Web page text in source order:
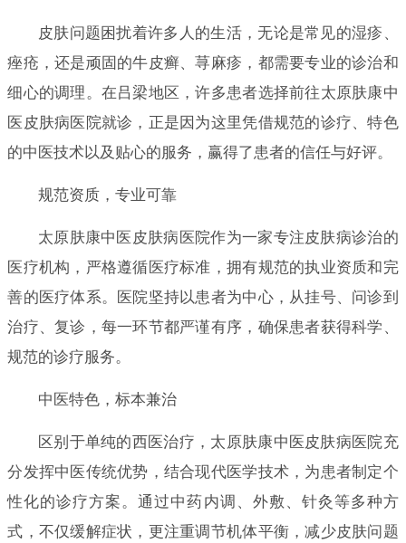
皮肤问题困扰着许多人的生活，无论是常见的湿疹、
痤疮，还是顽固的牛皮癣、荨麻疹，都需要专业的诊治和
细心的调理。在吕梁地区，许多患者选择前往太原肤康中
医皮肤病医院就诊，正是因为这里凭借规范的诊疗、特色
的中医技术以及贴心的服务，赢得了患者的信任与好评。
规范资质，专业可靠
太原肤康中医皮肤病医院作为一家专注皮肤病诊治的
医疗机构，严格遵循医疗标准，拥有规范的执业资质和完
善的医疗体系。医院坚持以患者为中心，从挂号、问诊到
治疗、复诊，每一环节都严谨有序，确保患者获得科学、
规范的诊疗服务。
中医特色，标本兼治
区别于单纯的西医治疗，太原肤康中医皮肤病医院充
分发挥中医传统优势，结合现代医学技术，为患者制定个
性化的诊疗方案。通过中药内调、外敷、针灸等多种方
式，不仅缓解症状，更注重调节机体平衡，减少皮肤问题